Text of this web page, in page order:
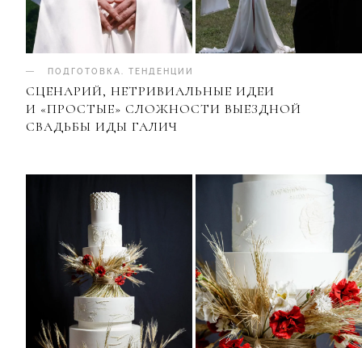
ПОДГОТОВКА ТЕНДЕНЦИИ
СЦЕНАРИЙ, НЕТРИВИАЛЬНЫЕ ИДЕИ
И «ПРОСТЫЕ» СЛОЖНОСТИ ВЫЕЗДНОЙ
СВАДЬБЫ ИДЫ ГАЛИЧ